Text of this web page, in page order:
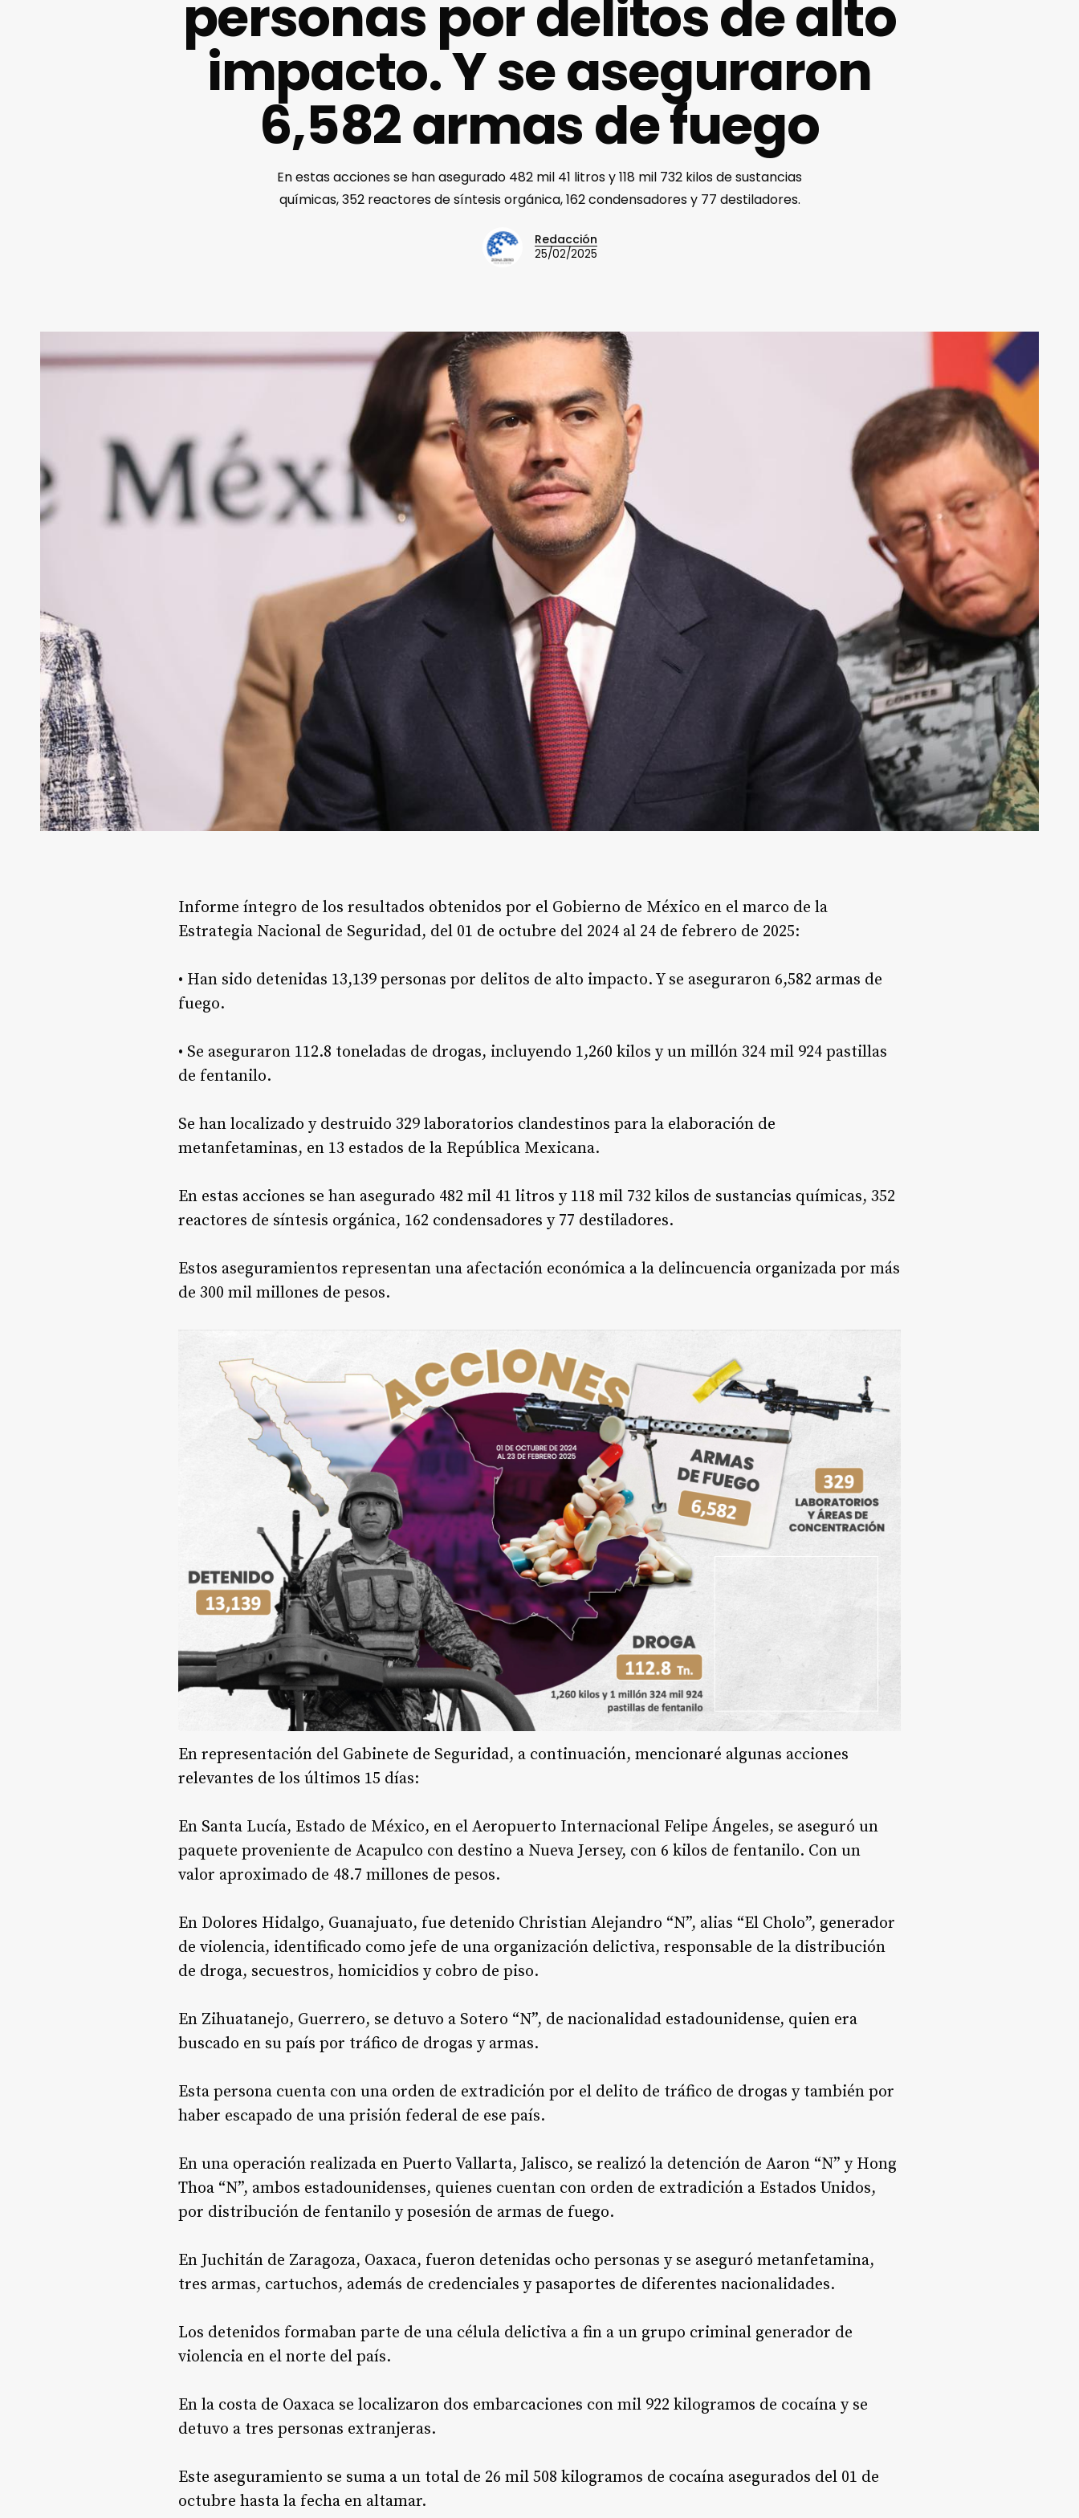
personas por delitos de alto
impacto. Y se aseguraron
6,582 armas de fuego
En estas acciones se han asegurado 482 mil 41 litros y 118 mil 732 kilos de sustancias
químicas, 352 reactores de síntesis orgánica, 162 condensadores y 77 destiladores.
Redacción
25/02/2025
Informe íntegro de los resultados obtenidos por el Gobierno de México en el marco de la
Estrategia Nacional de Seguridad, del 01 de octubre del 2024 al 24 de febrero de 2025:
•⁠ ⁠Han sido detenidas 13,139 personas por delitos de alto impacto. Y se aseguraron 6,582 armas de
fuego.
•⁠ ⁠Se aseguraron 112.8 toneladas de drogas, incluyendo 1,260 kilos y un millón 324 mil 924 pastillas
de fentanilo.
Se han localizado y destruido 329 laboratorios clandestinos para la elaboración de
metanfetaminas, en 13 estados de la República Mexicana.
En estas acciones se han asegurado 482 mil 41 litros y 118 mil 732 kilos de sustancias químicas, 352
reactores de síntesis orgánica, 162 condensadores y 77 destiladores.
Estos aseguramientos representan una afectación económica a la delincuencia organizada por más
de 300 mil millones de pesos.
En representación del Gabinete de Seguridad, a continuación, mencionaré algunas acciones
relevantes de los últimos 15 días:
En Santa Lucía, Estado de México, en el Aeropuerto Internacional Felipe Ángeles, se aseguró un
paquete proveniente de Acapulco con destino a Nueva Jersey, con 6 kilos de fentanilo. Con un
valor aproximado de 48.7 millones de pesos.
En Dolores Hidalgo, Guanajuato, fue detenido Christian Alejandro “N”, alias “El Cholo”, generador
de violencia, identificado como jefe de una organización delictiva, responsable de la distribución
de droga, secuestros, homicidios y cobro de piso.
En Zihuatanejo, Guerrero, se detuvo a Sotero “N”, de nacionalidad estadounidense, quien era
buscado en su país por tráfico de drogas y armas.
Esta persona cuenta con una orden de extradición por el delito de tráfico de drogas y también por
haber escapado de una prisión federal de ese país.
En una operación realizada en Puerto Vallarta, Jalisco, se realizó la detención de Aaron “N” y Hong
Thoa “N”, ambos estadounidenses, quienes cuentan con orden de extradición a Estados Unidos,
por distribución de fentanilo y posesión de armas de fuego.
En Juchitán de Zaragoza, Oaxaca, fueron detenidas ocho personas y se aseguró metanfetamina,
tres armas, cartuchos, además de credenciales y pasaportes de diferentes nacionalidades.
Los detenidos formaban parte de una célula delictiva a fin a un grupo criminal generador de
violencia en el norte del país.
En la costa de Oaxaca se localizaron dos embarcaciones con mil 922 kilogramos de cocaína y se
detuvo a tres personas extranjeras.
Este aseguramiento se suma a un total de 26 mil 508 kilogramos de cocaína asegurados del 01 de
octubre hasta la fecha en altamar.